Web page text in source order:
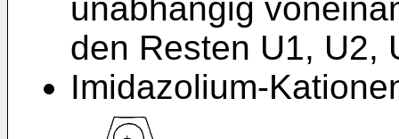
unabhängig
den Resten U1, U2,
Imidazolium-